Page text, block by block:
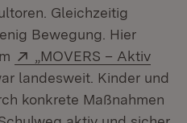
Gleichzeitig
Bewegung. Hier
Extern:
„MOVERS – Aktiv
Fenster)
landesweit. Kinder und
konkrete Maßnahmen